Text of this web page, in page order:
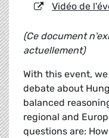
Vidéo de
(Ce document
actuellement)
With this event,
debate about
balanced
regional and
questions are: